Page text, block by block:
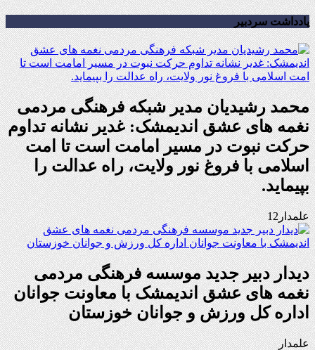
یادداشت سردبیر
محمد رشیدیان مدیر شبکه فرهنگی مردمی
نغمه های عشق اندیمشک: غدیر نشانه تداوم
حرکت نبوت در مسیر امامت است تا امت
اسلامی با فروغ نور ولایت، راه عدالت را
بپیماید.
علمدار12
دیدار دبیر جدید موسسه فرهنگی مردمی
نغمه های عشق اندیمشک با معاونت جوانان
اداره کل ورزش و جوانان خوزستان
علمدار